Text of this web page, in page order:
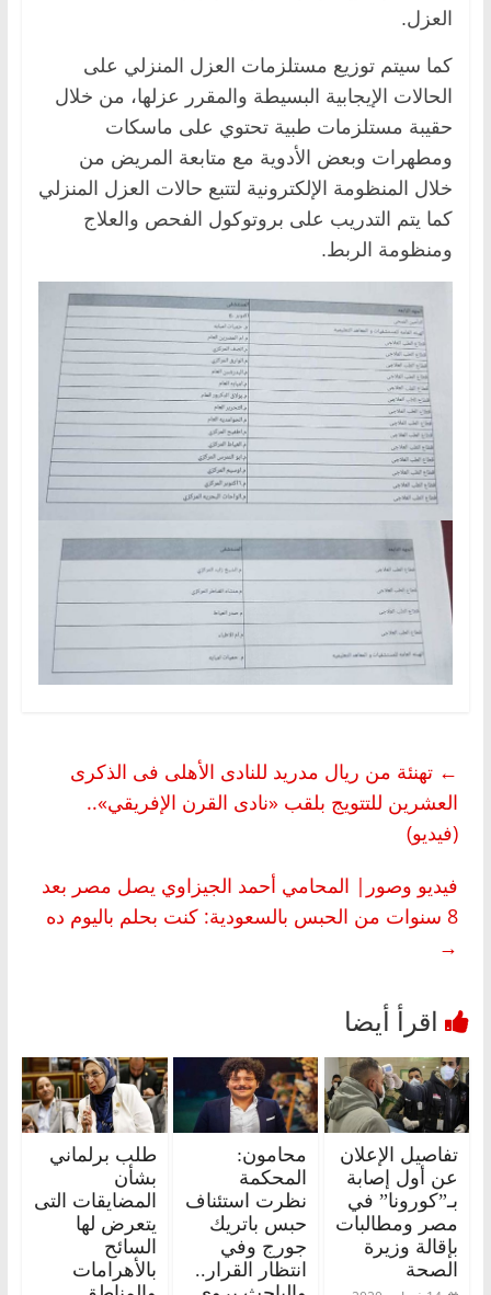
العزل.
كما سيتم توزيع مستلزمات العزل المنزلي على
الحالات الإيجابية البسيطة والمقرر عزلها، من خلال
حقيبة مستلزمات طبية تحتوي على ماسكات
ومطهرات وبعض الأدوية مع متابعة المريض من
خلال المنظومة الإلكترونية لتتبع حالات العزل المنزلي
كما يتم التدريب على بروتوكول الفحص والعلاج
ومنظومة الربط.
← تهنئة من ريال مدريد للنادى الأهلى فى الذكرى
العشرين للتتويج بلقب «نادى القرن الإفريقي»..
(فيديو)
فيديو وصور| المحامي أحمد الجيزاوي يصل مصر بعد
8 سنوات من الحبس بالسعودية: كنت بحلم باليوم ده
→
تفاصيل الإعلان
عن أول إصابة
بـ”كورونا” في
مصر ومطالبات
بإقالة وزيرة
الصحة
محامون:
المحكمة
نظرت استئناف
حبس باتريك
جورج وفي
انتظار القرار..
طلب برلماني
بشأن
المضايقات التى
يتعرض لها
السائح
بالأهرامات